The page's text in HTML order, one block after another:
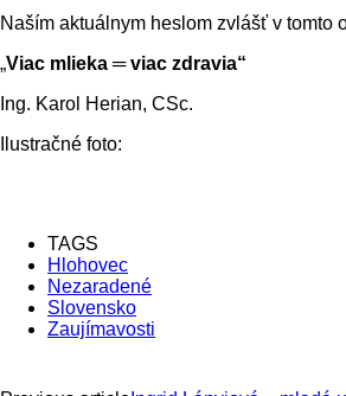
Naším aktuálnym heslom zvlášť v tomto
„Viac mlieka ═ viac zdravia“
Ing. Karol Herian, CSc.
Ilustračné foto:
TAGS
Hlohovec
Nezaradené
Slovensko
Zaujímavosti